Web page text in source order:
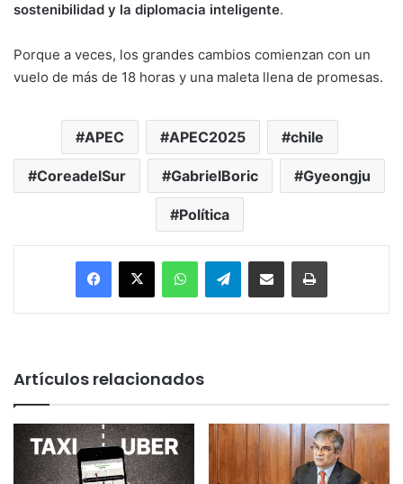
sostenibilidad y la diplomacia inteligente.
Porque a veces, los grandes cambios comienzan con un
vuelo de más de 18 horas y una maleta llena de promesas.
APEC APEC2025 chile
CoreadelSur GabrielBoric Gyeongju
Política
Facebook
X WhatsAppTelegramEnviar vía email Imprimir
Artículos relacionados